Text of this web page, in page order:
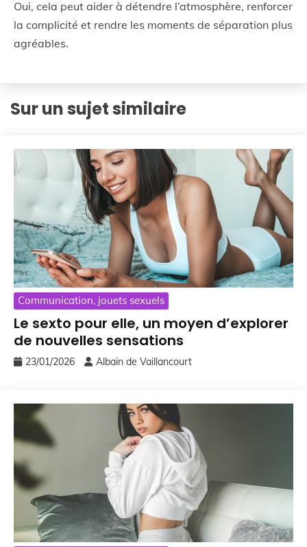
Oui, cela peut aider à détendre l’atmosphère, renforcer
la complicité et rendre les moments de séparation plus
agréables.
Sur un sujet similaire
Communication, jouets sexuels
Le sexto pour elle, un moyen d’explorer
de nouvelles sensations
23/01/2026 Albain de Vaillancourt